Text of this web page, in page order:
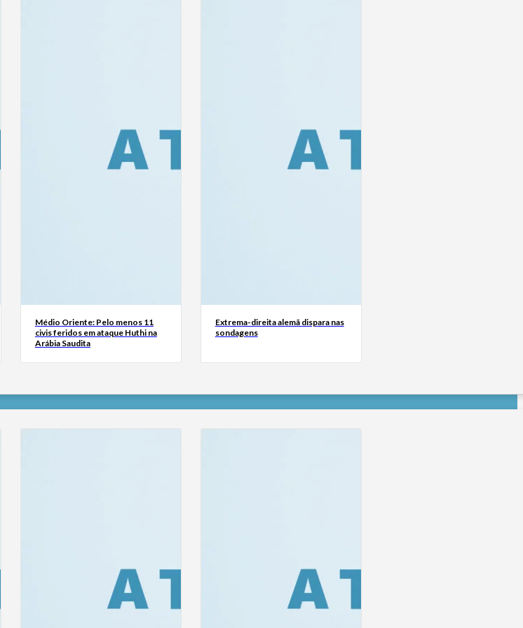
Médio Oriente: Pelo menos 11
civis feridos em ataque Huthi na
Arábia Saudita
Extrema-direita alemã dispara nas
sondagens